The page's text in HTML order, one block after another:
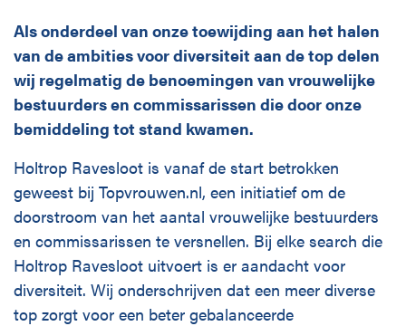
Contact
Disciplines
English
Holtrop Ravesloot
Prof. W.H. Keesomlaan 1
1183 DJ Amstelveen
+ 31 (0)20 647 0201
Als onderdeel van onze toewijding aan het halen
van de ambities voor diversiteit aan de top delen
wij regelmatig de benoemingen van vrouwelijke
bestuurders en commissarissen die door onze
bemiddeling tot stand kwamen.
Holtrop Ravesloot is vanaf de start betrokken
geweest bij Topvrouwen.nl, een initiatief om de
doorstroom van het aantal vrouwelijke bestuurders
en commissarissen te versnellen. Bij elke search die
Holtrop Ravesloot uitvoert is er aandacht voor
diversiteit. Wij onderschrijven dat een meer diverse
top zorgt voor een beter gebalanceerde